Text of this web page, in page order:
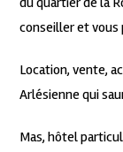
conseiller et vous
Location, vente,
Arlésienne qui
Mas, hôtel